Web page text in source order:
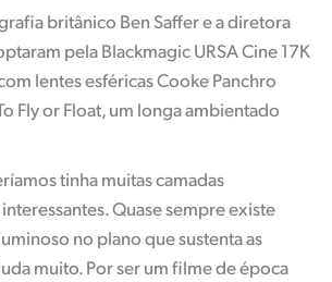
britânico Ben Saffer e a diretora
pela Blackmagic URSA Cine 17K
lentes esféricas Cooke Panchro
Fly or Float, um longa ambientado
tinha muitas camadas
Quase sempre existe
no plano que sustenta as
muito. Por ser um filme de época